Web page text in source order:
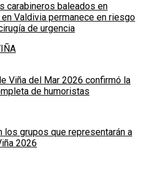
carabineros baleados en
Valdivia permanece en riesgo
de urgencia
Viña del Mar 2026 confirmó la
de humoristas
los grupos que representarán a
2026